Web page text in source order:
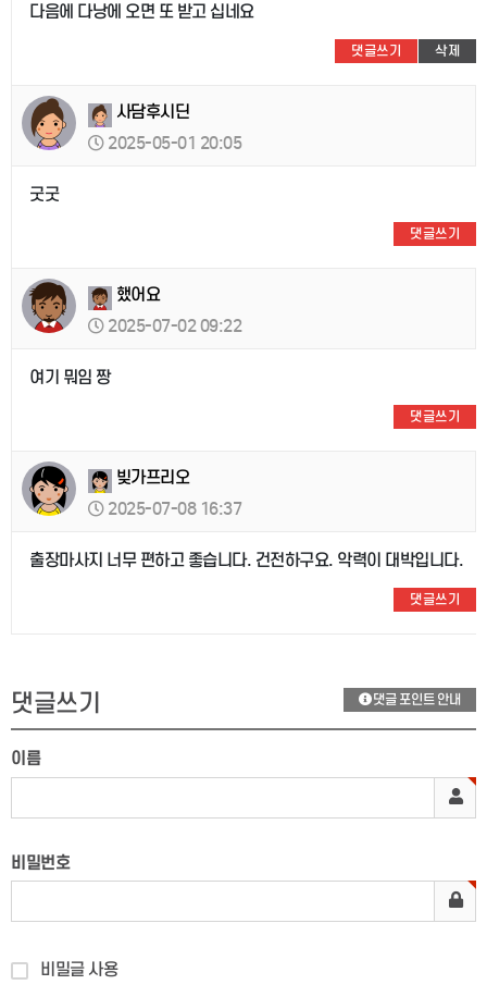
다음에 다낭에 오면 또 받고 십네요
댓글쓰기 삭제
사담후시딘
2025-05-01 20:05
굿굿
댓글쓰기
했어요
2025-07-02 09:22
여기 뭐임 짱
댓글쓰기
빚가프리오
2025-07-08 16:37
출장마사지 너무 편하고 좋습니다. 건전하구요. 악력이 대박입니다.
댓글쓰기
댓글쓰기 댓글 포인트 안내
이름
비밀번호
비밀글 사용